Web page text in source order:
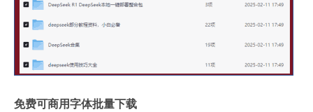
免费可商用字体批量下载